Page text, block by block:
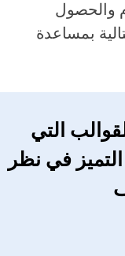
والحصول
بمساعدة
التي
في نظر